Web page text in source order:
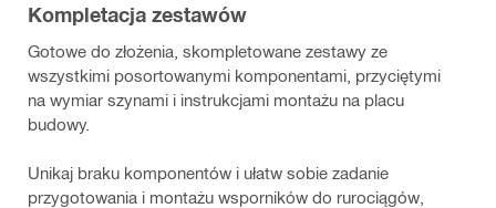
Kompletacja zestawów
Gotowe do złożenia, skompletowane zestawy ze
wszystkimi posortowanymi komponentami, przyciętymi
na wymiar szynami i instrukcjami montażu na placu
budowy.
Unikaj braku komponentów i ułatw sobie zadanie
przygotowania i montażu wsporników do rurociągów,